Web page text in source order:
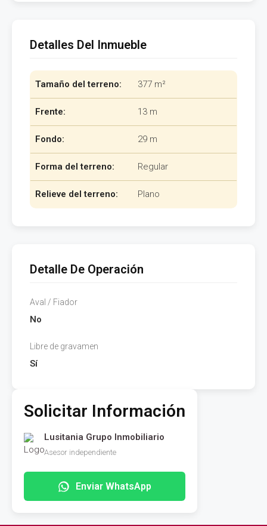
Detalles Del Inmueble
Tamaño del terreno: 377 m²
Frente: 13 m
Fondo: 29 m
Forma del terreno: Regular
Relieve del terreno: Plano
Detalle De Operación
Aval / Fiador
No
Libre de gravamen
Sí
Solicitar Información
Lusitania Grupo Inmobiliario
Asesor independiente
Enviar WhatsApp